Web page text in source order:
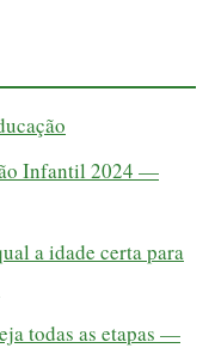
Infantil 2024 —
a idade certa para
todas as etapas —